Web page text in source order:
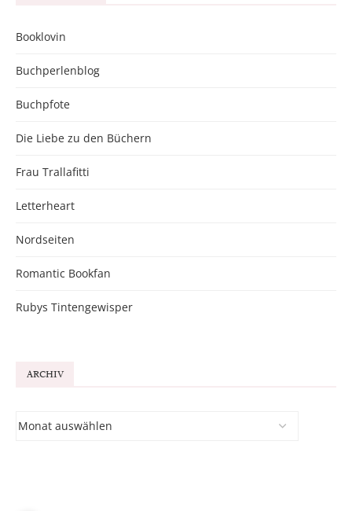
Booklovin
Buchperlenblog
Buchpfote
Die Liebe zu den Büchern
Frau Trallafitti
Letterheart
Nordseiten
Romantic Bookfan
Rubys Tintengewisper
ARCHIV